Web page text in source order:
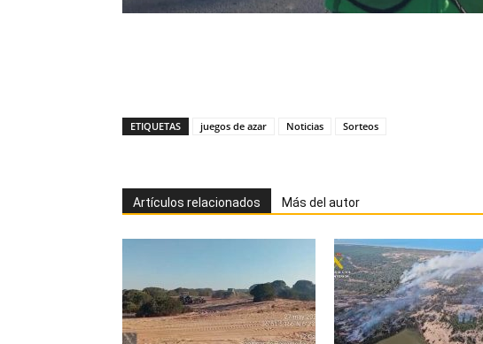
ETIQUETAS juegos de azar Noticias Sorteos
Artículos relacionados Más del autor